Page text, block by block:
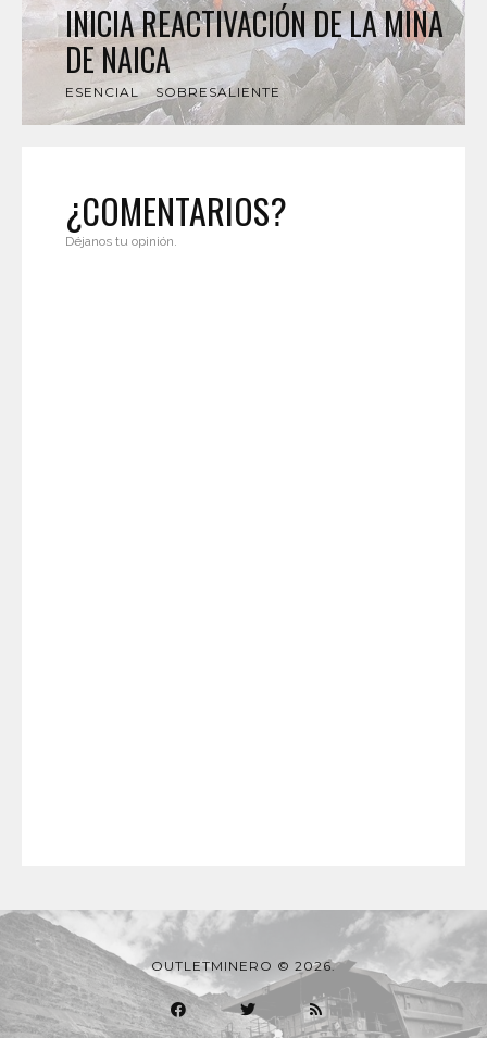
INICIA REACTIVACIÓN DE LA MINA
DE NAICA
ESENCIAL SOBRESALIENTE
¿COMENTARIOS?
Déjanos tu opinión.
OUTLETMINERO © 2026.